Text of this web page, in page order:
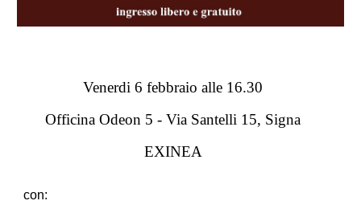
Venerdi 6 febbraio alle 16.30
Officina Odeon 5 - Via Santelli 15, Signa
EXINEA
con: